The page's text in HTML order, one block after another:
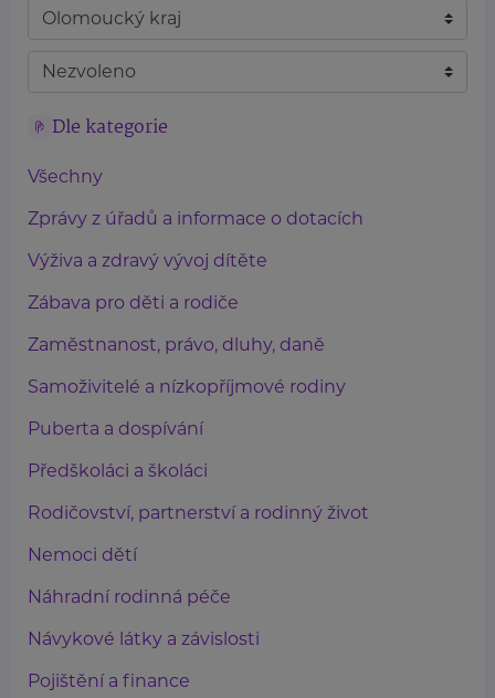
Dle kategorie
Všechny
Zprávy z úřadů a informace o dotacích
Výživa a zdravý vývoj dítěte
Zábava pro děti a rodiče
Zaměstnanost, právo, dluhy, daně
Samoživitelé a nízkopříjmové rodiny
Puberta a dospívání
Předškoláci a školáci
Rodičovství, partnerství a rodinný život
Nemoci dětí
Náhradní rodinná péče
Návykové látky a závislosti
Pojištění a finance